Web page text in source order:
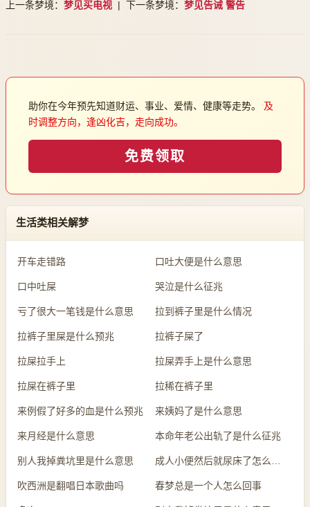
上一条梦境： 梦见买电视 | 下一条梦境： 梦见告诫 警告
助你在今年预先知道财运、事业、爱情、健康等走势。 及
时调整方向，逢凶化吉，走向成功。
免费领取
生活类相关解梦
开车走错路 口吐大便是什么意思
口中吐屎 哭泣是什么征兆
亏了很大一笔钱是什么意思 拉到裤子里是什么情况
拉裤子里屎是什么预兆 拉裤子屎了
拉屎拉手上 拉屎弄手上是什么意思
拉屎在裤子里 拉稀在裤子里
来例假了好多的血是什么预兆 来姨妈了是什么意思
来月经是什么意思 本命年老公出轨了是什么征兆
别人我掉粪坑里是什么意思
吹西洲是翻唱日本歌曲吗 春梦总是一个人怎么回事